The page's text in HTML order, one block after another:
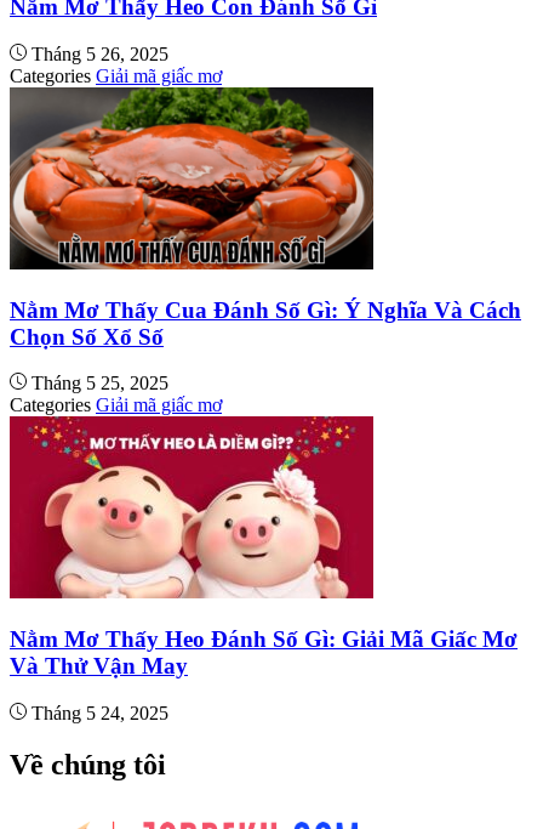
Nằm Mơ Thấy Heo Con Đánh Số Gì
Tháng 5 26, 2025
Categories Giải mã giấc mơ
Nằm Mơ Thấy Cua Đánh Số Gì: Ý Nghĩa Và Cách
Chọn Số Xổ Số
Tháng 5 25, 2025
Categories Giải mã giấc mơ
Nằm Mơ Thấy Heo Đánh Số Gì: Giải Mã Giấc Mơ
Và Thử Vận May
Tháng 5 24, 2025
Về chúng tôi